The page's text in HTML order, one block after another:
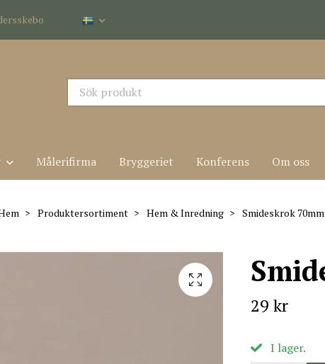
Målerifirma Bryggeriet Konferens Om oss
Produktersortiment Hem & Inredning Smideskrok 70mm
29 kr
I lager.